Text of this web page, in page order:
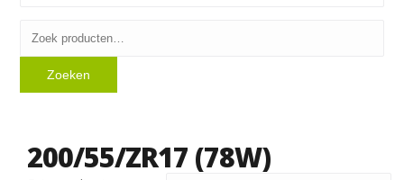
Zoeken
naar:
Zoeken
200/55/ZR17 (78W)